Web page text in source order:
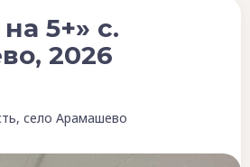
5+» с.
2026
село Арамашево